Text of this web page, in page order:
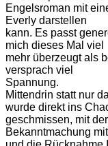
Engelsroman mit
Everly darstellen
kann. Es passt
mich dieses Mal viel
mehr überzeugt als
versprach viel
Spannung.
Mittendrin statt nur
wurde direkt ins
geschmissen, mit
Bekanntmachung